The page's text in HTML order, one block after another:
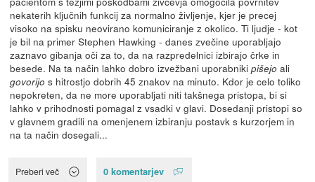
nekaterih ključnih funkcij za normalno življenje, kjer je precej
visoko na spisku neovirano komuniciranje z okolico. Ti ljudje - kot
je bil na primer Stephen Hawking - danes zvečine uporabljajo
zaznavo gibanja oči za to, da na razpredelnici izbirajo črke in
besede. Na ta način lahko dobro izvežbani uporabniki pišejo ali
govorijo s hitrostjo dobrih 45 znakov na minuto. Kdor je celo toliko
nepokreten, da ne more uporabljati niti takšnega pristopa, bi si
lahko v prihodnosti pomagal z vsadki v glavi. Dosedanji pristopi so
v glavnem gradili na omenjenem izbiranju postavk s kurzorjem in
na ta način dosegali...
Preberi več 0 komentarjev